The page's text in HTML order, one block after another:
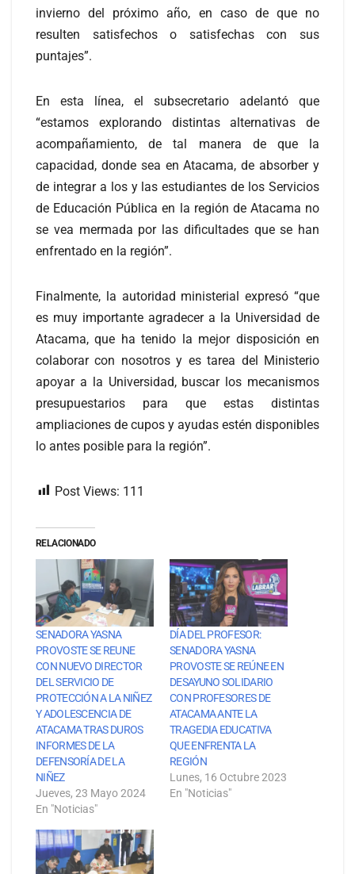
invierno del próximo año, en caso de que no
resulten satisfechos o satisfechas con sus
puntajes”.
En esta línea, el subsecretario adelantó que
“estamos explorando distintas alternativas de
acompañamiento, de tal manera de que la
capacidad, donde sea en Atacama, de absorber y
de integrar a los y las estudiantes de los Servicios
de Educación Pública en la región de Atacama no
se vea mermada por las dificultades que se han
enfrentado en la región”.
Finalmente, la autoridad ministerial expresó “que
es muy importante agradecer a la Universidad de
Atacama, que ha tenido la mejor disposición en
colaborar con nosotros y es tarea del Ministerio
apoyar a la Universidad, buscar los mecanismos
presupuestarios para que estas distintas
ampliaciones de cupos y ayudas estén disponibles
lo antes posible para la región”.
Post Views: 111
RELACIONADO
SENADORA YASNA
PROVOSTE SE REUNE
CON NUEVO DIRECTOR
DEL SERVICIO DE
PROTECCIÓN A LA NIÑEZ
Y ADOLESCENCIA DE
ATACAMA TRAS DUROS
INFORMES DE LA
DEFENSORÍA DE LA
NIÑEZ
Jueves, 23 Mayo 2024
En "Noticias"
DÍA DEL PROFESOR:
SENADORA YASNA
PROVOSTE SE REÚNE EN
DESAYUNO SOLIDARIO
CON PROFESORES DE
ATACAMA ANTE LA
TRAGEDIA EDUCATIVA
QUE ENFRENTA LA
REGIÓN
Lunes, 16 Octubre 2023
En "Noticias"